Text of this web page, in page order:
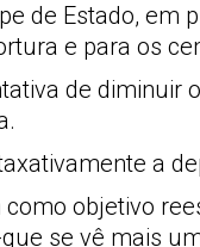
de Estado,
e para os
de diminuir
a
objetivo
se vê mais